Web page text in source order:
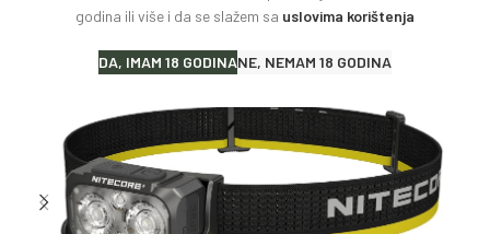
godina ili više i da se slažem sa uslovima korištenja
DA, IMAM 18 GODINANE, NEMAM 18 GODINA